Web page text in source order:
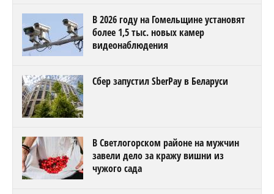
В 2026 году на Гомельщине установят
более 1,5 тыс. новых камер
видеонаблюдения
Сбер запустил SberPay в Беларуси
В Светлогорском районе на мужчин
завели дело за кражу вишни из
чужого сада